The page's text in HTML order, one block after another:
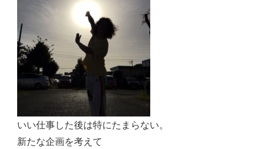
いい仕事した後は特にたまらない。
新たな企画を考えて